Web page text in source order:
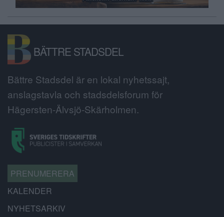
BÄTTRE STADSDEL
Bättre Stadsdel är en lokal nyhetssajt,
anslagstavla och stadsdelsforum för
Hägersten-Älvsjö-Skärholmen.
PRENUMERERA
KALENDER
NYHETSARKIV